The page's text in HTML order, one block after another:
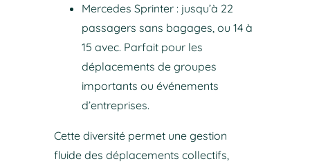
Mercedes Sprinter : jusqu’à 22
passagers sans bagages, ou 14 à
15 avec. Parfait pour les
déplacements de groupes
importants ou événements
d’entreprises.
Cette diversité permet une gestion
fluide des déplacements collectifs,